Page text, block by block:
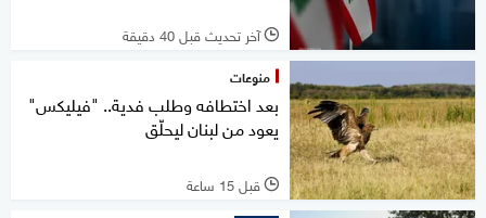
l آخر تحديث قبل 40 دقيقة
منوعات
بعد اختطافه وطلب فدية.. "فيليكس"
يعود من لبنان ليحلّق
l قبل 15 ساعة